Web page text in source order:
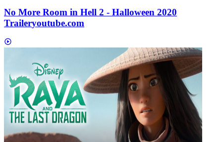
No More Room in Hell 2 - Halloween 2020
Traileryoutube.com